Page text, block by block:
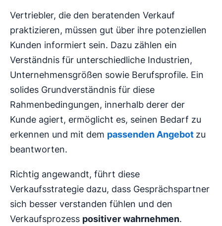
Vertriebler, die den beratenden Verkauf
praktizieren, müssen gut über ihre potenziellen
Kunden informiert sein. Dazu zählen ein
Verständnis für unterschiedliche Industrien,
Unternehmensgrößen sowie Berufsprofile. Ein
solides Grundverständnis für diese
Rahmenbedingungen, innerhalb derer der
Kunde agiert, ermöglicht es, seinen Bedarf zu
erkennen und mit dem passenden Angebot zu
beantworten.
Richtig angewandt, führt diese
Verkaufsstrategie dazu, dass Gesprächspartner
sich besser verstanden fühlen und den
Verkaufsprozess positiver wahrnehmen.